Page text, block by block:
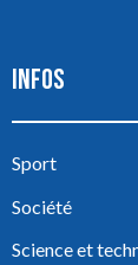
INFOS
Sport
Société
Science et